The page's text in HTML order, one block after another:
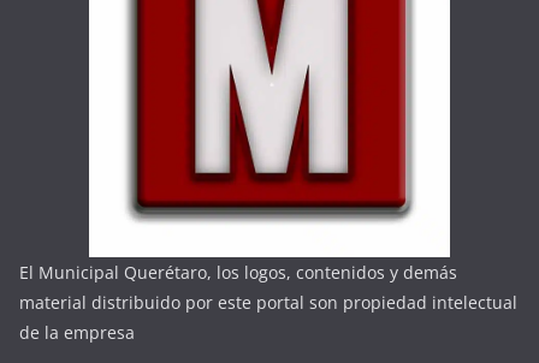
El Municipal Querétaro, los logos, contenidos y demás
material distribuido por este portal son propiedad intelectual
de la empresa